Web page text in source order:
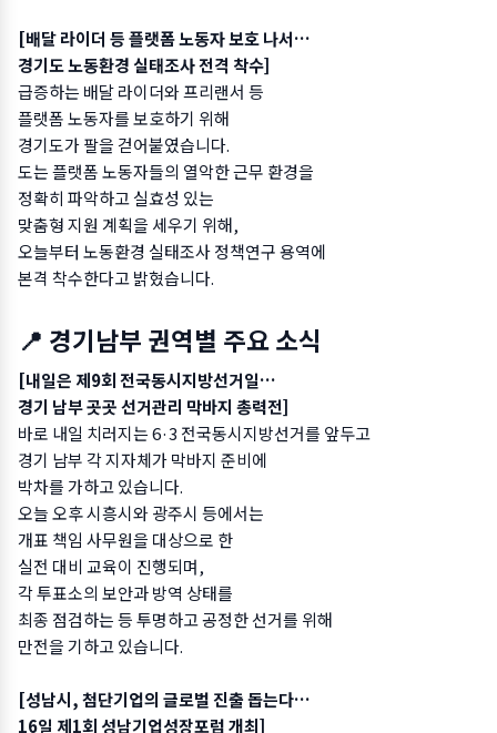
[배달 라이더 등 플랫폼 노동자 보호 나서…
경기도 노동환경 실태조사 전격 착수]
급증하는 배달 라이더와 프리랜서 등
플랫폼 노동자를 보호하기 위해
경기도가 팔을 걷어붙였습니다.
도는 플랫폼 노동자들의 열악한 근무 환경을
정확히 파악하고 실효성 있는
맞춤형 지원 계획을 세우기 위해,
오늘부터 노동환경 실태조사 정책연구 용역에
본격 착수한다고 밝혔습니다.
📍 경기남부 권역별 주요 소식
[내일은 제9회 전국동시지방선거일…
경기 남부 곳곳 선거관리 막바지 총력전]
바로 내일 치러지는 6·3 전국동시지방선거를 앞두고
경기 남부 각 지자체가 막바지 준비에
박차를 가하고 있습니다.
오늘 오후 시흥시와 광주시 등에서는
개표 책임 사무원을 대상으로 한
실전 대비 교육이 진행되며,
각 투표소의 보안과 방역 상태를
최종 점검하는 등 투명하고 공정한 선거를 위해
만전을 기하고 있습니다.
[성남시, 첨단기업의 글로벌 진출 돕는다…
16일 제1회 성남기업성장포럼 개최]